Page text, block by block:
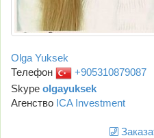
Olga Yuksek
Телефон
+905310879087
Skype olgayuksek
Агенство ICA Investment